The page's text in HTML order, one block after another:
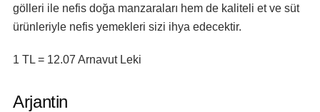
gölleri ile nefis doğa manzaraları hem de kaliteli et ve süt
ürünleriyle nefis yemekleri sizi ihya edecektir.
1 TL = 12.07 Arnavut Leki
Arjantin